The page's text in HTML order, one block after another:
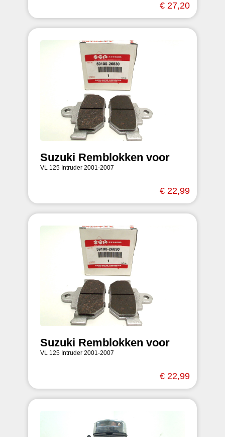
€ 27,20
Suzuki Remblokken voor
VL 125 Intruder 2001-2007
€ 22,99
Suzuki Remblokken voor
VL 125 Intruder 2001-2007
€ 22,99